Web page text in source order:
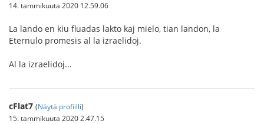
14. tammikuuta 2020 12.59.06
La lando en kiu fluadas lakto kaj mielo, tian landon, la
Eternulo promesis al la izraelidoj.
Al la izraelidoj...
cFlat7 (Näytä profiilli)
15. tammikuuta 2020 2.47.15